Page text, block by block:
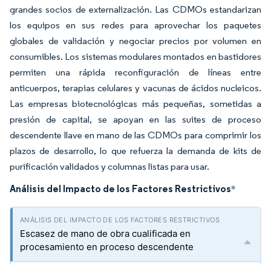
grandes socios de externalización. Las CDMOs estandarizan
los equipos en sus redes para aprovechar los paquetes
globales de validación y negociar precios por volumen en
consumibles. Los sistemas modulares montados en bastidores
permiten una rápida reconfiguración de líneas entre
anticuerpos, terapias celulares y vacunas de ácidos nucleicos.
Las empresas biotecnológicas más pequeñas, sometidas a
presión de capital, se apoyan en las suites de proceso
descendente llave en mano de las CDMOs para comprimir los
plazos de desarrollo, lo que refuerza la demanda de kits de
purificación validados y columnas listas para usar.
Análisis del Impacto de los Factores Restrictivos*
Escasez de mano de obra cualificada en
procesamiento en proceso descendente